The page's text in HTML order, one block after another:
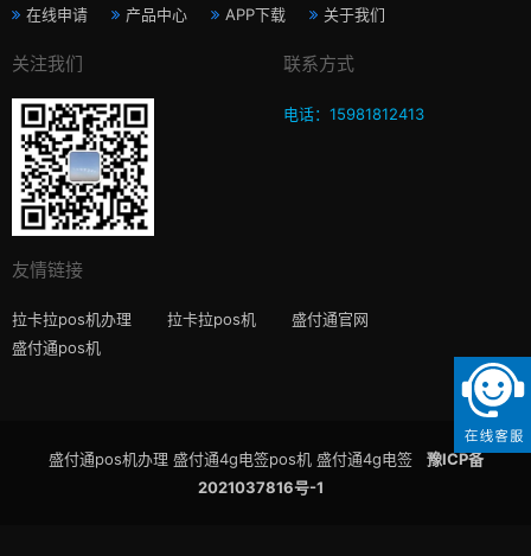
在线申请 产品中心 APP下载 关于我们
关注我们 联系方式
电话：15981812413
友情链接
拉卡拉pos机办理 拉卡拉pos机
盛付通官网
盛付通pos机
盛付通pos机办理 盛付通4g电签pos机 盛付通4g电签 豫ICP备
2021037816号-1